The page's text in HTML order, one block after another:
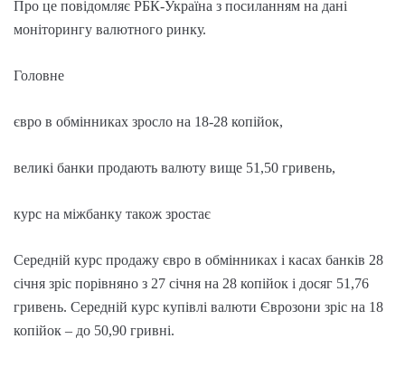
Про це повідомляє РБК-Україна з посиланням на дані
моніторингу валютного ринку.
Головне
євро в обмінниках зросло на 18-28 копійок,
великі банки продають валюту вище 51,50 гривень,
курс на міжбанку також зростає
Середній курс продажу євро в обмінниках і касах банків 28
січня зріс порівняно з 27 січня на 28 копійок і досяг 51,76
гривень. Середній курс купівлі валюти Єврозони зріс на 18
копійок – до 50,90 гривні.